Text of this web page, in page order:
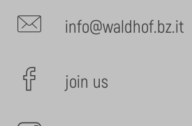
info@waldhof.bz.it
join us